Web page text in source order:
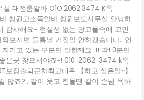
실 대전룸알바 O1O.2062.3474 K톡
창원고소득알바 창원보도사무실 안녕하
감사해요~ 현실성 없는 광고들속에 고민
보시면 들통날 거짓말 안하겠습니다.. 언
키고 있는 부분만 말할께요~!! 딱! 3분만
은곳 찾으셔야죠~! 010-2062-3474 k톡 :
장출퇴근차최고대우 【하고 싶은말~】
많죠?.. 같이 웃고 힘들땐 같이 손님 욕하